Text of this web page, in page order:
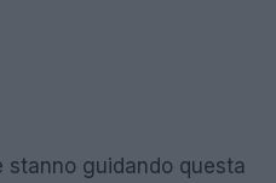
stanno guidando questa